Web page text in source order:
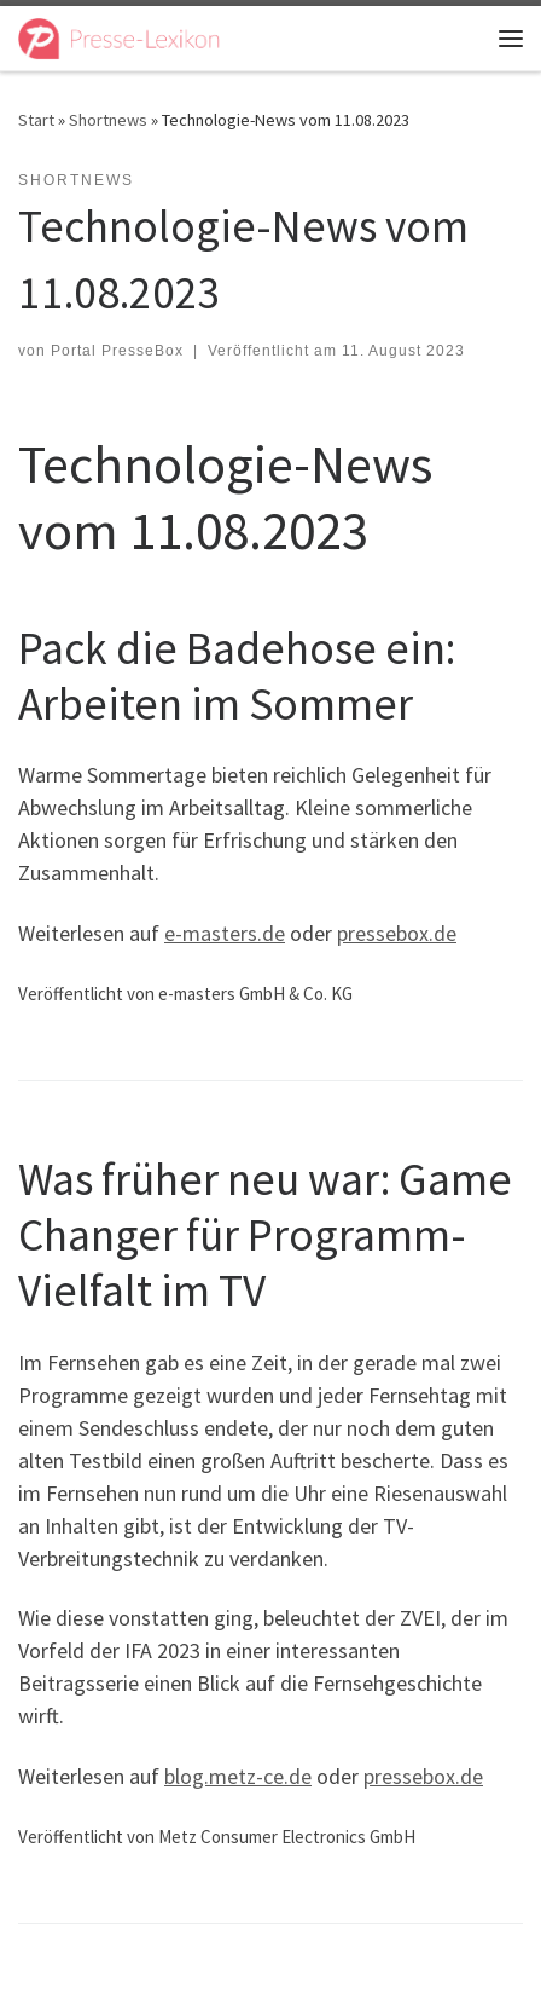
Zum Inhalt springen
Start»Shortnews »Technologie-News vom 11.08.2023
SHORTNEWS
Technologie-News vom
11.08.2023
von Portal PresseBox | Veröffentlicht am 11. August 2023
Technologie-News
vom 11.08.2023
Pack die Badehose ein:
Arbeiten im Sommer
Warme Sommertage bieten reichlich Gelegenheit für
Abwechslung im Arbeitsalltag. Kleine sommerliche
Aktionen sorgen für Erfrischung und stärken den
Zusammenhalt.
Weiterlesen auf e-masters.de oder pressebox.de
Veröffentlicht von e-masters GmbH & Co. KG
Was früher neu war: Game
Changer für Programm-
Vielfalt im TV
Im Fernsehen gab es eine Zeit, in der gerade mal zwei
Programme gezeigt wurden und jeder Fernsehtag mit
einem Sendeschluss endete, der nur noch dem guten
alten Testbild einen großen Auftritt bescherte. Dass es
im Fernsehen nun rund um die Uhr eine Riesenauswahl
an Inhalten gibt, ist der Entwicklung der TV-
Verbreitungstechnik zu verdanken.
Wie diese vonstatten ging, beleuchtet der ZVEI, der im
Vorfeld der IFA 2023 in einer interessanten
Beitragsserie einen Blick auf die Fernsehgeschichte
wirft.
Weiterlesen auf blog.metz-ce.de oder pressebox.de
Veröffentlicht von Metz Consumer Electronics GmbH